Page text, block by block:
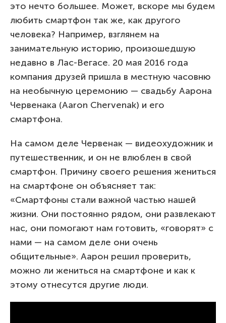
это нечто большее. Может, вскоре мы будем
любить смартфон так же, как другого
человека? Например, взглянем на
занимательную историю, произошедшую
недавно в Лас-Вегасе. 20 мая 2016 года
компания друзей пришла в местную часовню
на необычную церемонию — свадьбу Аарона
Червенака (Aaron Chervenak) и его
смартфона.
На самом деле Червенак — видеохудожник и
путешественник, и он не влюблен в свой
смартфон. Причину своего решения жениться
на смартфоне он объясняет так:
«Смартфоны стали важной частью нашей
жизни. Они постоянно рядом, они развлекают
нас, они помогают нам готовить, «говорят» с
нами — на самом деле они очень
общительные». Аарон решил проверить,
можно ли жениться на смартфоне и как к
этому отнесутся другие люди.